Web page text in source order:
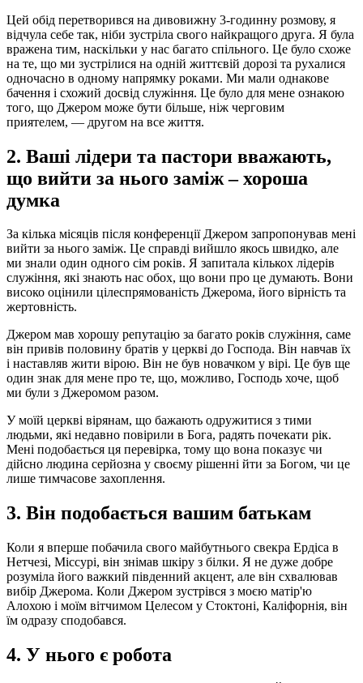
Цей обід перетворився на дивовижну 3-годинну розмову, я
відчула себе так, ніби зустріла свого найкращого друга. Я була
вражена тим, наскільки у нас багато спільного. Це було схоже
на те, що ми зустрілися на одній життєвій дорозі та рухалися
одночасно в одному напрямку роками. Ми мали однакове
бачення і схожий досвід служіння. Це було для мене ознакою
того, що Джером може бути більше, ніж черговим
приятелем, — другом на все життя.
2. Ваші лідери та пастори вважають,
що вийти за нього заміж – хороша
думка
За кілька місяців після конференції Джером запропонував мені
вийти за нього заміж. Це справді вийшло якось швидко, але
ми знали один одного сім років. Я запитала кількох лідерів
служіння, які знають нас обох, що вони про це думають. Вони
високо оцінили цілеспрямованість Джерома, його вірність та
жертовність.
Джером мав хорошу репутацію за багато років служіння, саме
він привів половину братів у церкві до Господа. Він навчав їх
і наставляв жити вірою. Він не був новачком у вірі. Це був ще
один знак для мене про те, що, можливо, Господь хоче, щоб
ми були з Джеромом разом.
У моїй церкві вірянам, що бажають одружитися з тими
людьми, які недавно повірили в Бога, радять почекати рік.
Мені подобається ця перевірка, тому що вона показує чи
дійсно людина серйозна у своєму рішенні йти за Богом, чи це
лише тимчасове захоплення.
3. Він подобається вашим батькам
Коли я вперше побачила свого майбутнього свекра Ердіса в
Нетчезі, Міссурі, він знімав шкіру з білки. Я не дуже добре
розуміла його важкий південний акцент, але він схвалював
вибір Джерома. Коли Джером зустрівся з моєю матір'ю
Алохою і моїм вітчимом Целесом у Стоктоні, Каліфорнія, він
їм одразу сподобався.
4. У нього є робота